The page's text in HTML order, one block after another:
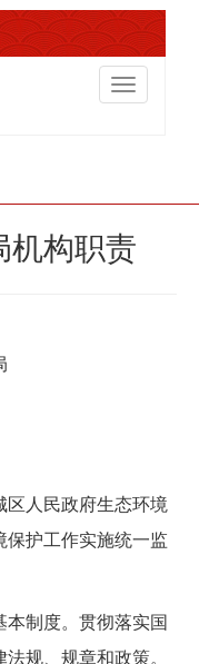
切
换
机构职责
区人民政府生态环境
保护工作实施统一监
本制度。贯彻落实国
规、规章和政策。